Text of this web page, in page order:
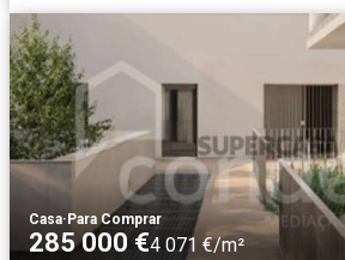
Casa· Para Comprar
285 000 €4 071 €/m²